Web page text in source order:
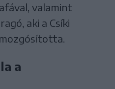
valamint
aki a Csíki
a